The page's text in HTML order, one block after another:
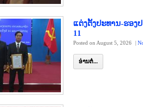
ແຕ່ງຕັ້ງປະທານ-ຮອ
11
Posted on August 5, 2026 |
ອ່ານຕໍ່...